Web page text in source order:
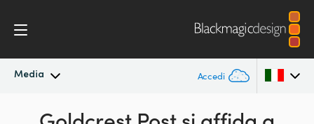
Media Accedi
In primo pianoArgentina